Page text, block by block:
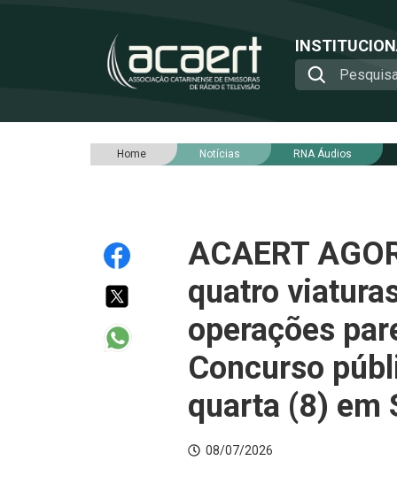
Home Notícias RNA Áudios
ACAERT
quatro
operações
Concurso
quarta (8) em
08/07/2026